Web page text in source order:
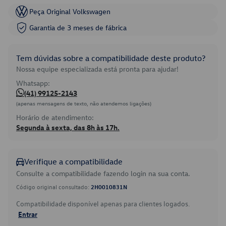
Peça Original Volkswagen
Garantia de 3 meses de fábrica
Tem dúvidas sobre a compatibilidade deste produto?
Nossa equipe especializada está pronta para ajudar!
Whatsapp:
(41) 99125-2143
(apenas mensagens de texto, não atendemos ligações)
Horário de atendimento:
Segunda à sexta, das 8h às 17h.
Verifique a compatibilidade
Consulte a compatibilidade fazendo login na sua conta.
Código original consultado: 2H0010831N
Compatibilidade disponível apenas para clientes logados.
Entrar